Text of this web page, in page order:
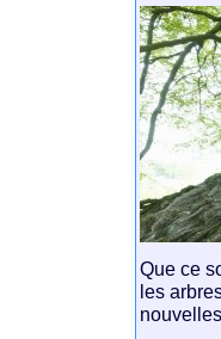
Que ce
les